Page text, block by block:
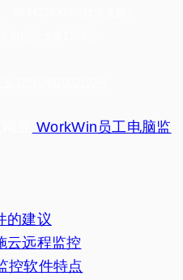
WorkWin员工电脑监
的建议
云远程监控
控软件特点